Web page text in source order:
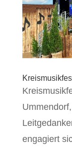
engagiert